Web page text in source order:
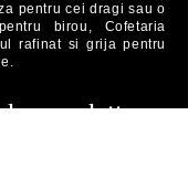
pentru cei dragi sau o
birou, Cofetaria
rafinat si grija pentru
la newsletter-